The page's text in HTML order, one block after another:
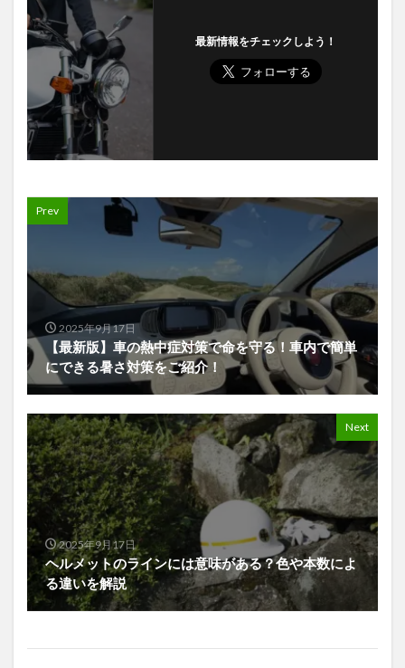
最新情報をチェックしよう！
Prev
2025年9月17日
【最新版】車の熱中症対策で命を守る！車内で簡単
にできる暑さ対策をご紹介！
Next
2025年9月17日
ヘルメットのラインには意味がある？色や本数によ
る違いを解説